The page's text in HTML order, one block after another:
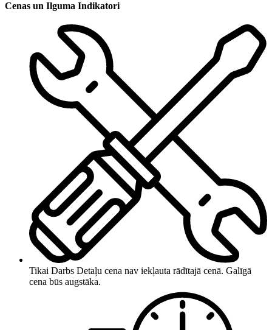
Cenas un Ilguma Indikatori
Tikai Darbs Detaļu cena nav iekļauta rādītajā cenā. Galīgā
cena būs augstāka.